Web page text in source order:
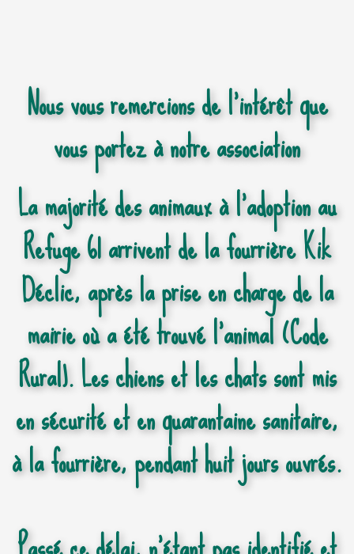
Nous vous remercions de l’intérêt que
vous portez à notre association
La majorité des animaux à l'adoption au
Refuge 61 arrivent de la fourrière Kik
Déclic, après la prise en charge de la
mairie où a été trouvé l'animal (Code
Rural). Les chiens et les chats sont mis
en sécurité et en quarantaine sanitaire,
à la fourrière, pendant huit jours ouvrés.